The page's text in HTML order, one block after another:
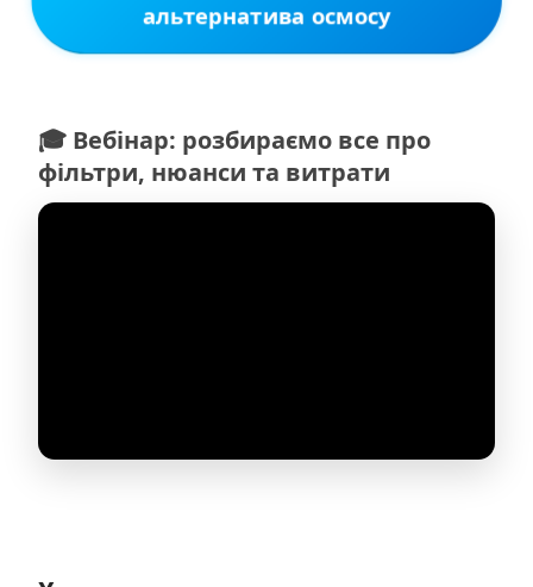
альтернатива осмосу
🎓 Вебінар: розбираємо все про
фільтри, нюанси та витрати